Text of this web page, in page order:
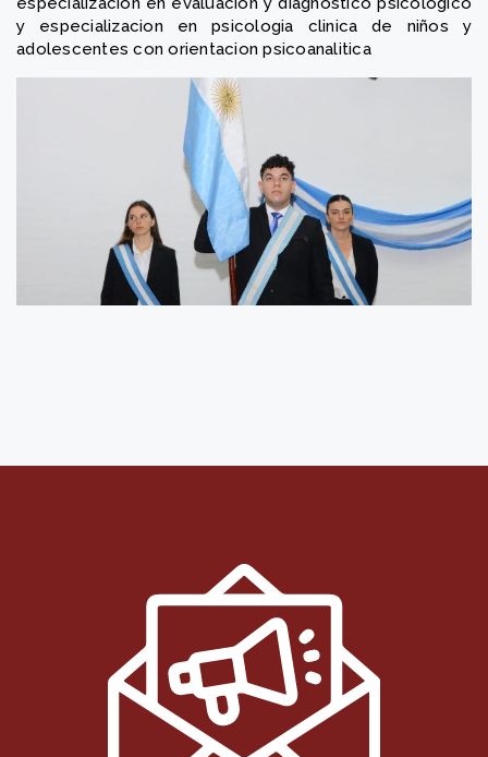
y especializacion en psicologia clinica de niños y
adolescentes con orientacion psicoanalitica